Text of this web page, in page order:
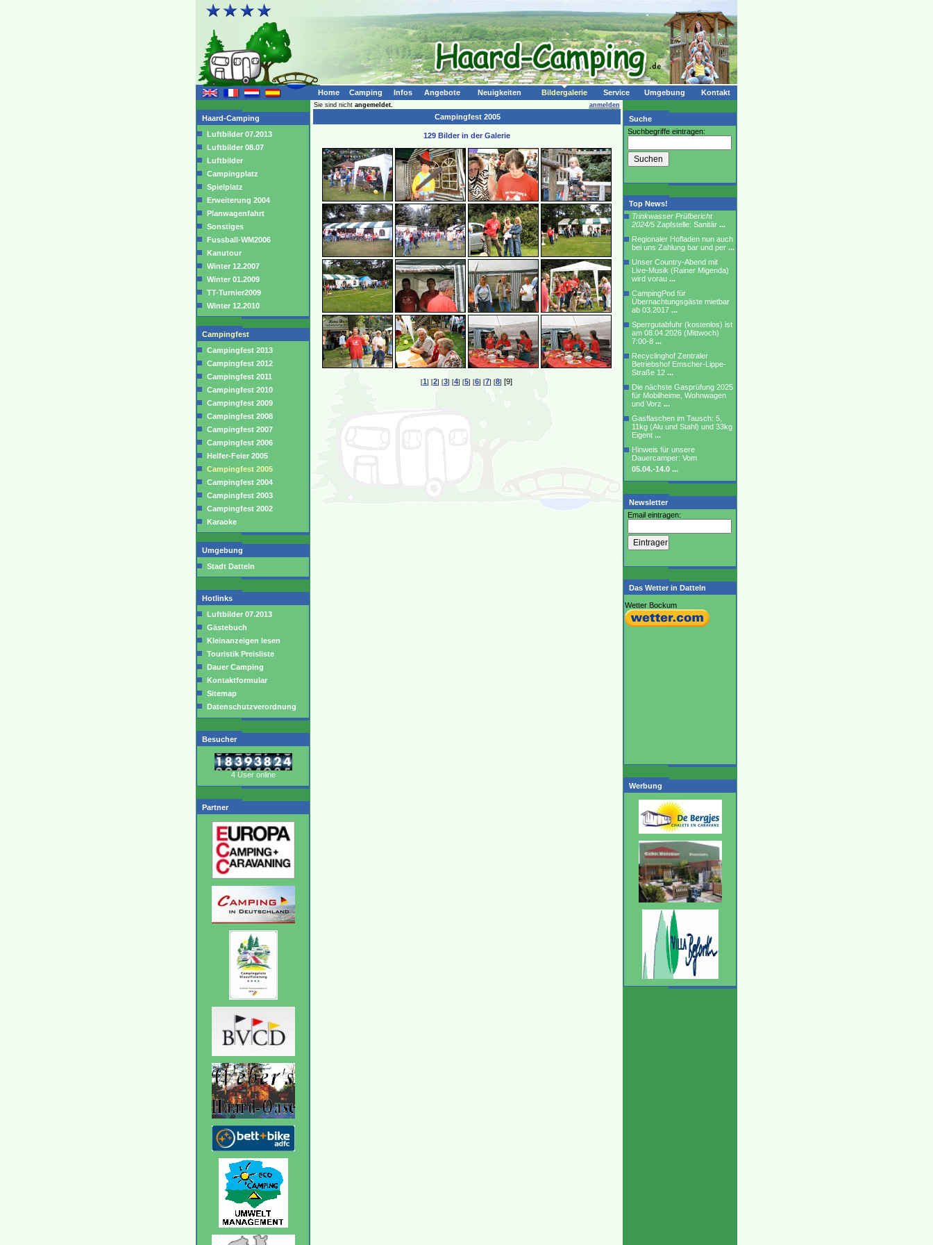
Home Camping Infos Angebote Neuigkeiten Bildergalerie Service Umgebung Kontakt
Haard-Camping
Luftbilder 07.2013
Luftbilder 08.07
Luftbilder
Campingplatz
Spielplatz
Erweiterung 2004
Planwagenfahrt
Sonstiges
Fussball-WM2006
Kanutour
Winter 12.2007
Winter 01.2009
TT-Turnier2009
Winter 12.2010
Campingfest
Campingfest 2013
Campingfest 2012
Campingfest 2011
Campingfest 2010
Campingfest 2009
Campingfest 2008
Campingfest 2007
Campingfest 2006
Helfer-Feier 2005
Campingfest 2005
Campingfest 2004
Campingfest 2003
Campingfest 2002
Karaoke
Umgebung
Stadt Datteln
Hotlinks
Luftbilder 07.2013
Gästebuch
Kleinanzeigen lesen
Touristik Preisliste
Dauer Camping
Kontaktformular
Sitemap
Datenschutzverordnung
Besucher
4 User online
Partner
Sie sind nicht angemeldet. anmelden
Campingfest 2005
129 Bilder in der Galerie
[1] [2] [3] [4] [5] [6] [7] [8] [9]
Suche
Suchbegriffe eintragen:
Top News!
Trinkwasser Prüfbericht
2024/5 Zapfstelle: Sanitär ...
Regionaler Hofladen nun auch
bei uns Zahlung bar und per ...
Unser Country-Abend mit
Live-Musik (Rainer Migenda)
wird vorau ...
CampingPod für
Übernachtungsgäste mietbar
ab 03.2017 ...
Sperrgutabfuhr (kostenlos) ist
am 08.04.2026 (Mittwoch)
7:00-8 ...
Recyclinghof Zentraler
Betriebshof Emscher-Lippe-
Straße 12 ...
Die nächste Gasprüfung 2025
für Mobilheime, Wohnwagen
und Vorz ...
Gasflaschen im Tausch: 5,
11kg (Alu und Stahl) und 33kg
Eigent ...
Hinweis für unsere
Dauercamper: Vom
05.04.-14.0 ...
Newsletter
Email eintragen:
Das Wetter in Datteln
Wetter Bockum
Werbung